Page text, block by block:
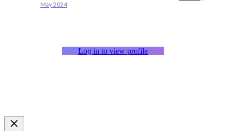
May 2024
Log in to view profile